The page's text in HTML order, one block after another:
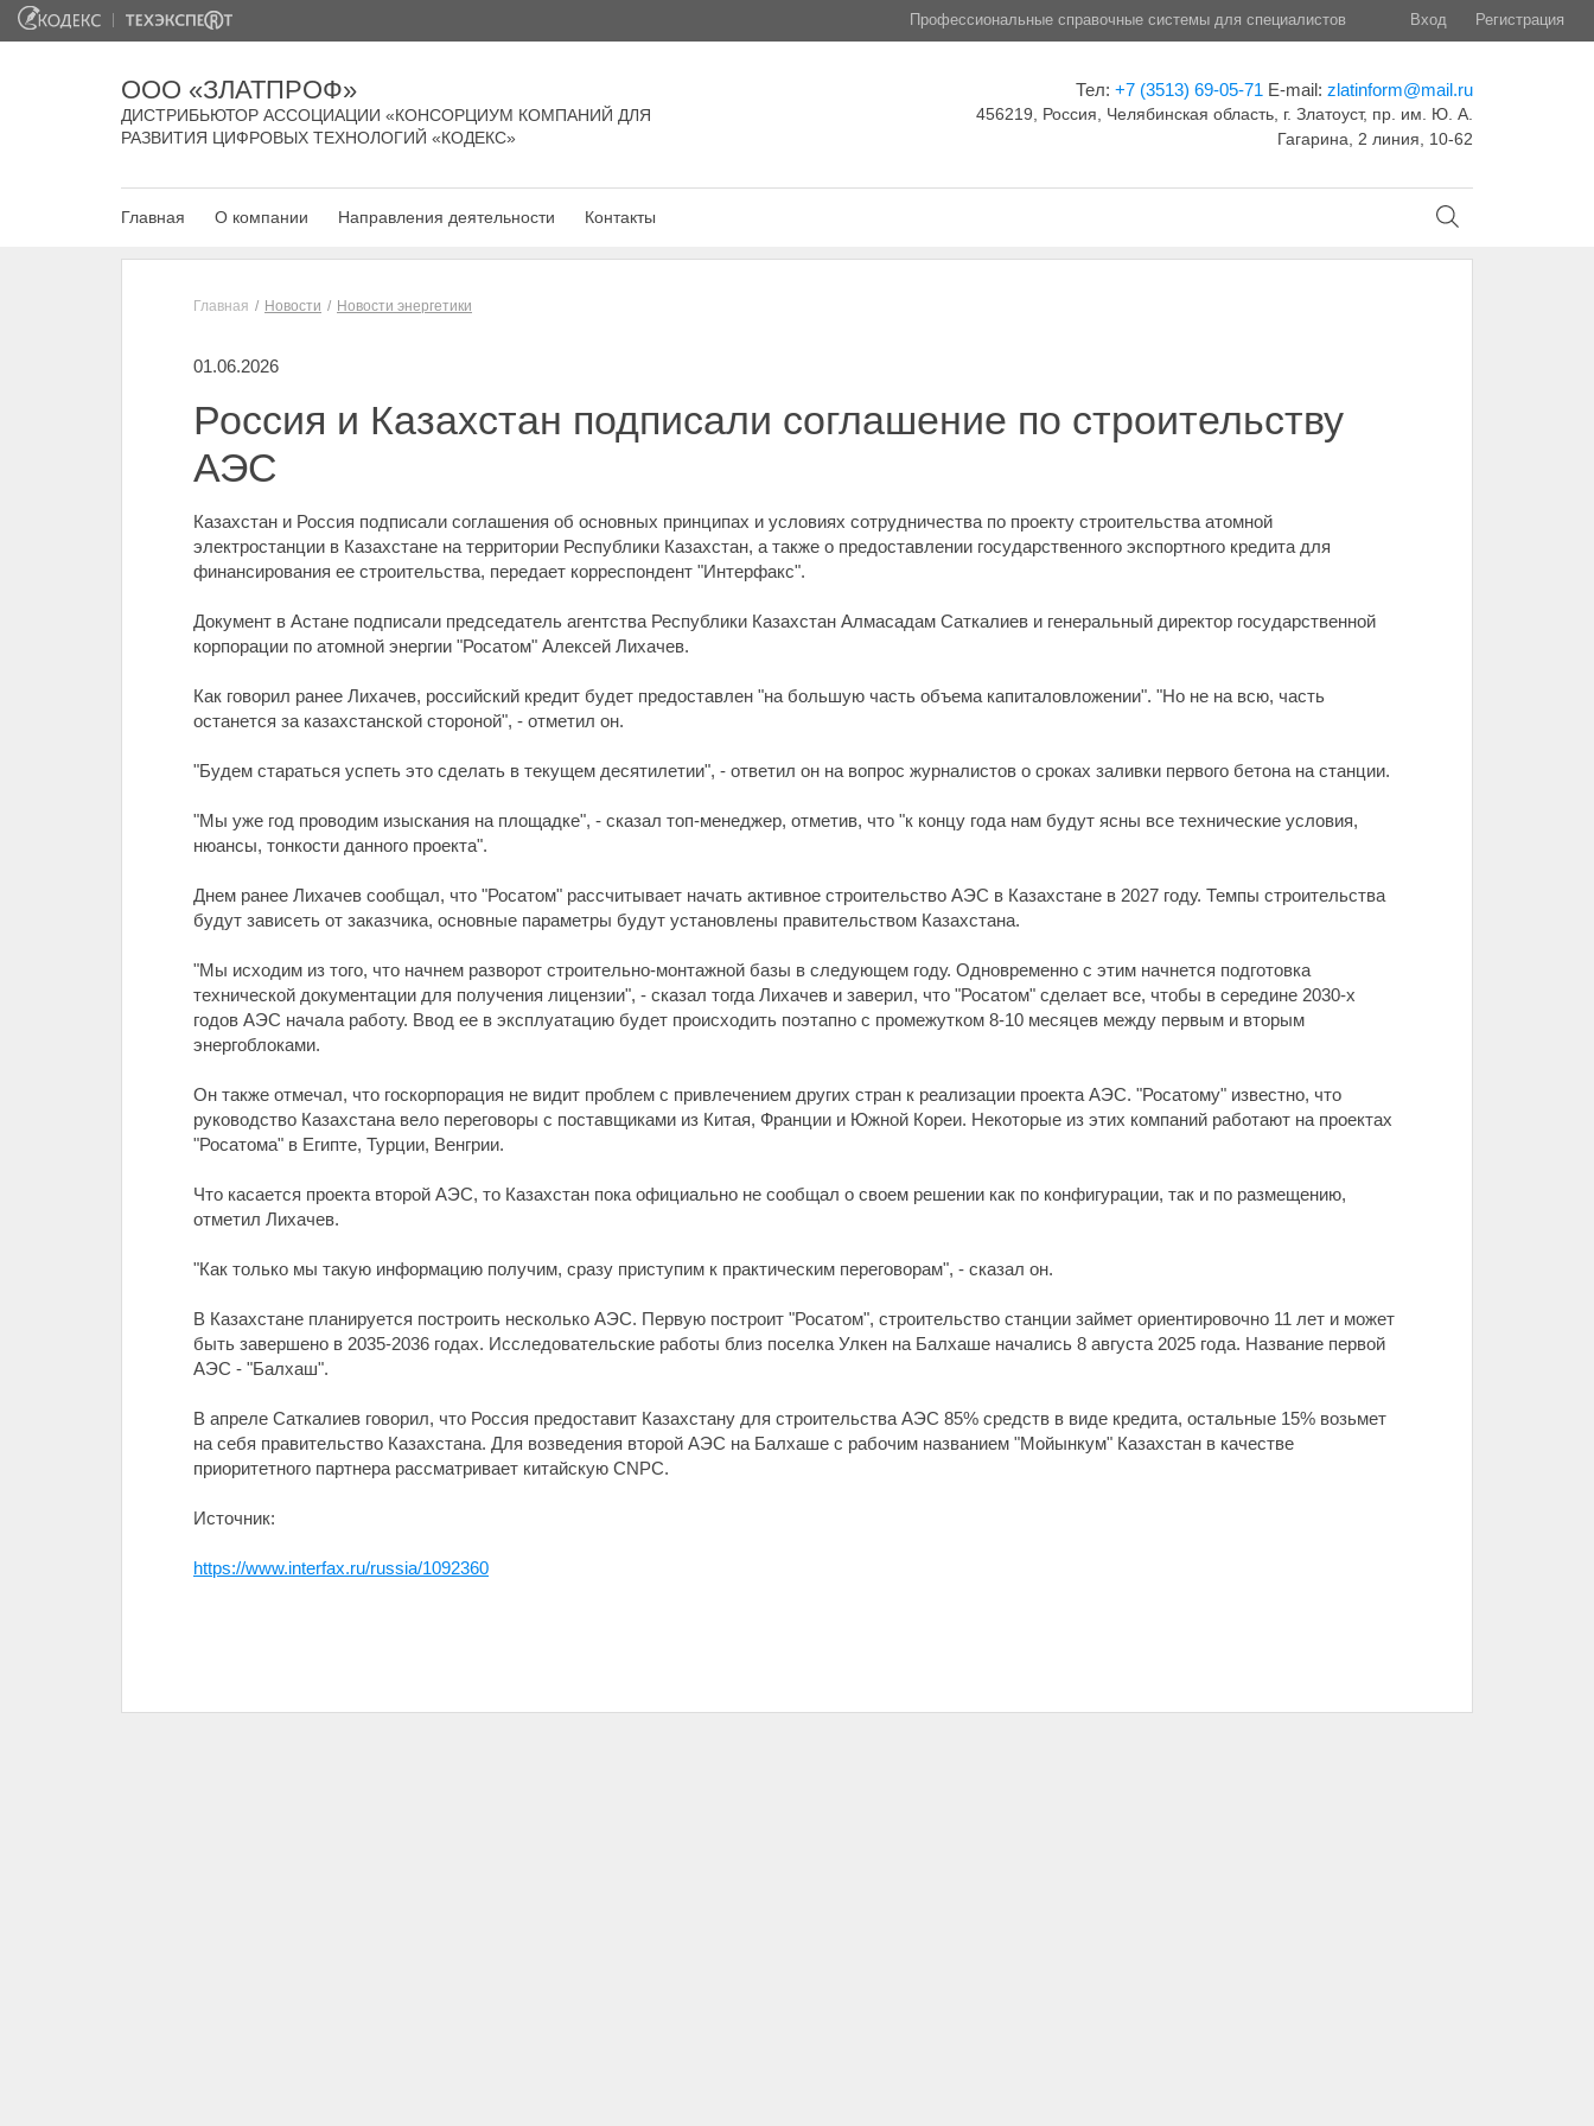
Профессиональные справочные системы для специалистов Вход Регистрация
ООО «ЗЛАТПРОФ»
ДИСТРИБЬЮТОР АССОЦИАЦИИ «КОНСОРЦИУМ КОМПАНИЙ ДЛЯ
РАЗВИТИЯ ЦИФРОВЫХ ТЕХНОЛОГИЙ «КОДЕКС»
Тел: +7 (3513) 69-05-71 E-mail: zlatinform@mail.ru
456219, Россия, Челябинская область, г. Златоуст, пр. им. Ю. А.
Гагарина, 2 линия, 10-62
Главная О компании Направления деятельности Контакты
Главная Новости Новости энергетики
01.06.2026
Россия и Казахстан подписали соглашение по строительству
АЭС
Казахстан и Россия подписали соглашения об основных принципах и условиях сотрудничества по проекту строительства атомной
электростанции в Казахстане на территории Республики Казахстан, а также о предоставлении государственного экспортного кредита для
финансирования ее строительства, передает корреспондент "Интерфакс".
Документ в Астане подписали председатель агентства Республики Казахстан Алмасадам Саткалиев и генеральный директор государственной
корпорации по атомной энергии "Росатом" Алексей Лихачев.
Как говорил ранее Лихачев, российский кредит будет предоставлен "на большую часть объема капиталовложении". "Но не на всю, часть
останется за казахстанской стороной", - отметил он.
"Будем стараться успеть это сделать в текущем десятилетии", - ответил он на вопрос журналистов о сроках заливки первого бетона на станции.
"Мы уже год проводим изыскания на площадке", - сказал топ-менеджер, отметив, что "к концу года нам будут ясны все технические условия,
нюансы, тонкости данного проекта".
Днем ранее Лихачев сообщал, что "Росатом" рассчитывает начать активное строительство АЭС в Казахстане в 2027 году. Темпы строительства
будут зависеть от заказчика, основные параметры будут установлены правительством Казахстана.
"Мы исходим из того, что начнем разворот строительно-монтажной базы в следующем году. Одновременно с этим начнется подготовка
технической документации для получения лицензии", - сказал тогда Лихачев и заверил, что "Росатом" сделает все, чтобы в середине 2030-х
годов АЭС начала работу. Ввод ее в эксплуатацию будет происходить поэтапно с промежутком 8-10 месяцев между первым и вторым
энергоблоками.
Он также отмечал, что госкорпорация не видит проблем с привлечением других стран к реализации проекта АЭС. "Росатому" известно, что
руководство Казахстана вело переговоры с поставщиками из Китая, Франции и Южной Кореи. Некоторые из этих компаний работают на проектах
"Росатома" в Египте, Турции, Венгрии.
Что касается проекта второй АЭС, то Казахстан пока официально не сообщал о своем решении как по конфигурации, так и по размещению,
отметил Лихачев.
"Как только мы такую информацию получим, сразу приступим к практическим переговорам", - сказал он.
В Казахстане планируется построить несколько АЭС. Первую построит "Росатом", строительство станции займет ориентировочно 11 лет и может
быть завершено в 2035-2036 годах. Исследовательские работы близ поселка Улкен на Балхаше начались 8 августа 2025 года. Название первой
АЭС - "Балхаш".
В апреле Саткалиев говорил, что Россия предоставит Казахстану для строительства АЭС 85% средств в виде кредита, остальные 15% возьмет
на себя правительство Казахстана. Для возведения второй АЭС на Балхаше с рабочим названием "Мойынкум" Казахстан в качестве
приоритетного партнера рассматривает китайскую CNPC.
Источник:
https://www.interfax.ru/russia/1092360